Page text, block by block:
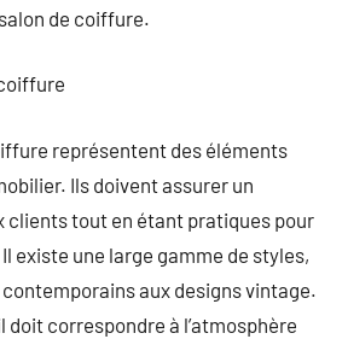
de coiffure.
représentent des éléments
Ils doivent assurer un
clients tout en étant pratiques pour
existe une large gamme de styles,
aux designs vintage.
doit correspondre à l’atmosphère